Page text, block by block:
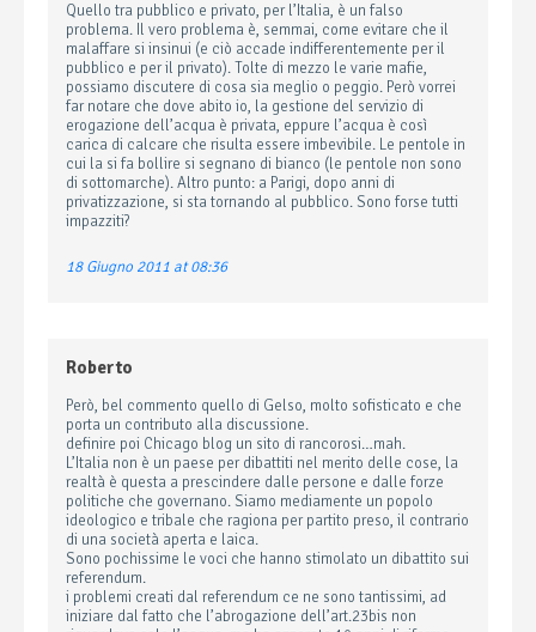
Quello tra pubblico e privato, per l’Italia, è un falso
problema. Il vero problema è, semmai, come evitare che il
malaffare si insinui (e ciò accade indifferentemente per il
pubblico e per il privato). Tolte di mezzo le varie mafie,
possiamo discutere di cosa sia meglio o peggio. Però vorrei
far notare che dove abito io, la gestione del servizio di
erogazione dell’acqua è privata, eppure l’acqua è così
carica di calcare che risulta essere imbevibile. Le pentole in
cui la si fa bollire si segnano di bianco (le pentole non sono
di sottomarche). Altro punto: a Parigi, dopo anni di
privatizzazione, si sta tornando al pubblico. Sono forse tutti
impazziti?
18 Giugno 2011 at 08:36
Roberto
Però, bel commento quello di Gelso, molto sofisticato e che
porta un contributo alla discussione.
definire poi Chicago blog un sito di rancorosi…mah.
L’Italia non è un paese per dibattiti nel merito delle cose, la
realtà è questa a prescindere dalle persone e dalle forze
politiche che governano. Siamo mediamente un popolo
ideologico e tribale che ragiona per partito preso, il contrario
di una società aperta e laica.
Sono pochissime le voci che hanno stimolato un dibattito sui
referendum.
i problemi creati dal referendum ce ne sono tantissimi, ad
iniziare dal fatto che l’abrogazione dell’art.23bis non